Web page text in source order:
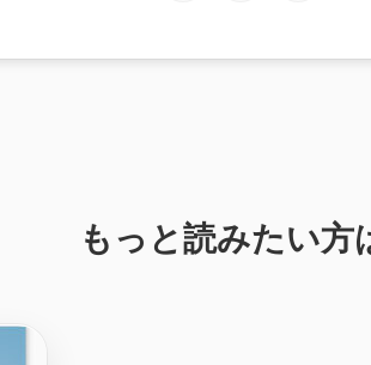
もっと読みたい方